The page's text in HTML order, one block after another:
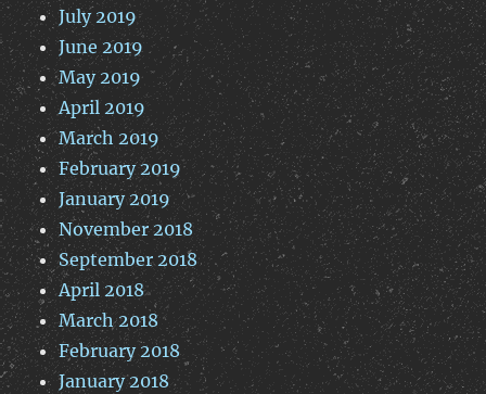
July 2019
June 2019
May 2019
April 2019
March 2019
February 2019
January 2019
November 2018
September 2018
April 2018
March 2018
February 2018
January 2018